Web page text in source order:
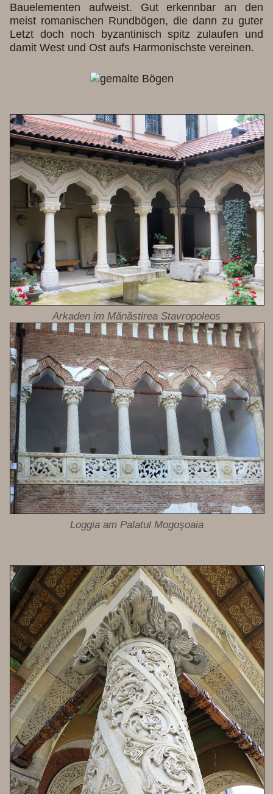
Bauelementen aufweist. Gut erkennbar an den
meist romanischen Rundbögen, die dann zu guter
Letzt doch noch byzantinisch spitz zulaufen und
damit West und Ost aufs Harmonischste vereinen.
Arkaden im Mănăstirea Stavropoleos
Loggia am Palatul Mogoşoaia